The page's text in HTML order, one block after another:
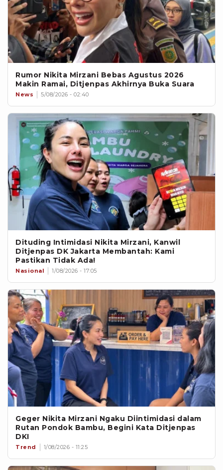
Rumor Nikita Mirzani Bebas Agustus 2026
Makin Ramai, Ditjenpas Akhirnya Buka Suara
News 5/08/2026 - 02:40
Dituding Intimidasi Nikita Mirzani, Kanwil
Ditjenpas DK Jakarta Membantah: Kami
Pastikan Tidak Ada!
Nasional 1/08/2026 - 17:05
Geger Nikita Mirzani Ngaku Diintimidasi dalam
Rutan Pondok Bambu, Begini Kata Ditjenpas
DKI
Trend 1/08/2026 - 11:25